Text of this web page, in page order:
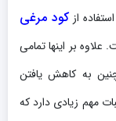
از کود مرغی
بر اینها تمامی
به کاهش یافتن
مهم زیادی دارد که